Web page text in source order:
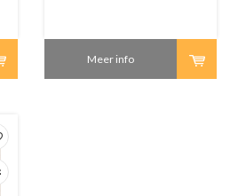
Meer info